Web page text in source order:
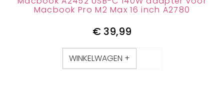
Macbook Pro M2 Max 16 inch A2780
€ 39,99
WINKELWAGEN +